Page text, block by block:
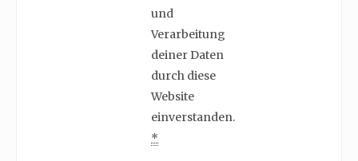
und
Verarbeitung
deiner Daten
durch diese
Website
einverstanden.
*